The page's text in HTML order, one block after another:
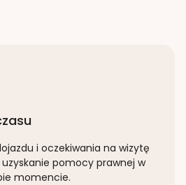
i oczekiwania na wizytę
pomocy prawnej w
momencie.